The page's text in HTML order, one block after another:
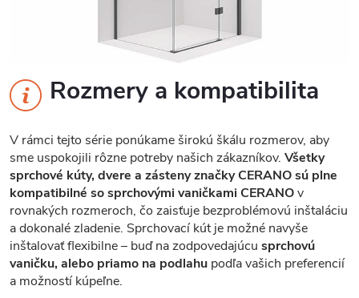
Rozmery a kompatibilita
V rámci tejto série ponúkame širokú škálu rozmerov, aby
sme uspokojili rôzne potreby našich zákazníkov. Všetky
sprchové kúty, dvere a zásteny značky CERANO sú plne
kompatibilné so sprchovými vaničkami CERANOv
rovnakých rozmeroch, čo zaisťuje bezproblémovú inštaláciu
a dokonalé zladenie. Sprchovací kút je možné navyše
inštalovať flexibilne – buď na zodpovedajúcu sprchovú
vaničku, alebo priamo na podlahu podľa vašich preferencií
a možností kúpeľne.